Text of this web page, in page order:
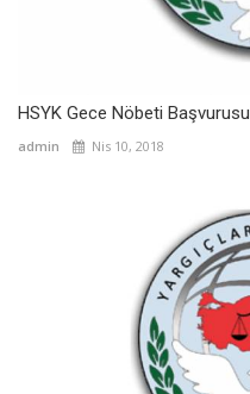
HSYK Gece Nöbeti Başvurusu
admin Nis 10, 2018